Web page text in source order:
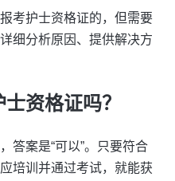
考护士资格证的，但需要
细分析原因、提供解决方
资格证吗？
答案是“可以”。只要符合
培训并通过考试，就能获